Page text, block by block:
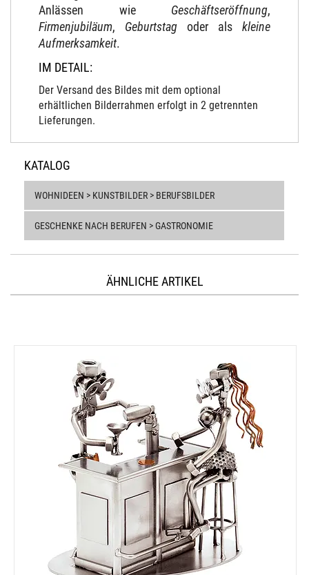
Anlässen wie Geschäftseröffnung,
Firmenjubiläum, Geburtstag oder als kleine
Aufmerksamkeit.
IM DETAIL:
Der Versand des Bildes mit dem optional
erhältlichen Bilderrahmen erfolgt in 2 getrennten
Lieferungen.
KATALOG
WOHNIDEEN > KUNSTBILDER > BERUFSBILDER
GESCHENKE NACH BERUFEN > GASTRONOMIE
ÄHNLICHE ARTIKEL